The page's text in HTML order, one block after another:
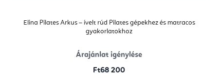
Elina Pilates Arkus – ívelt rúd Pilates gépekhez és matracos
gyakorlatokhoz
Árajánlat igénylése
Ft68 200